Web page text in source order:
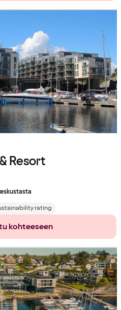
Resort
rating
kohteeseen